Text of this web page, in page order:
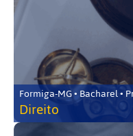
Formiga-MG • Bacharel •
Direito